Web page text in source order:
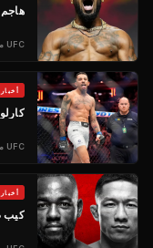
UFC
أخبار
UFC
أخبار
كيب